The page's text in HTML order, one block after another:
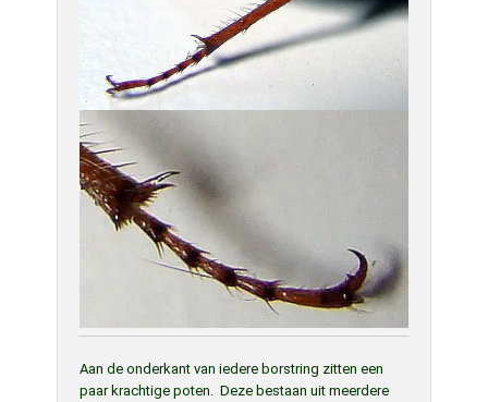
Aan de onderkant van iedere borstring zitten een
paar krachtige poten. Deze bestaan uit meerdere